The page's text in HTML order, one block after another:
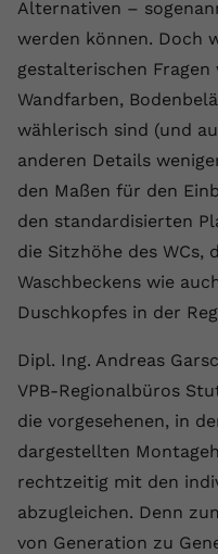
Alternativen –
werden können. Doch
gestalterischen Fragen
Wandfarben,
wählerisch sind (und
anderen Details
den Maßen für den
den standardisierten
die Sitzhöhe des WCs,
Waschbeckens wie
Duschkopfes in der
Dipl. Ing. Andreas
VPB-Regionalbüros
die vorgesehenen, in
dargestellten
rechtzeitig mit den
abzugleichen. Denn
von Generation zu
Laufzeit 1 Jahr
Zweck
Dieser
zufällig
hat.
Anbieter VPB.de
Laufzeit Session
Zweck
Dieses
Zweck
Website
Name _gcl au
Laufzeit 90 Tage
Zweck
Website
Cookie-
Externe Inhalte
Wir verwenden auf
Name vuid
Laufzeit 2 Jahre
Zweck
Vimeo
indem
setzt.
Name CONSENT
Anbieter
Cookie-